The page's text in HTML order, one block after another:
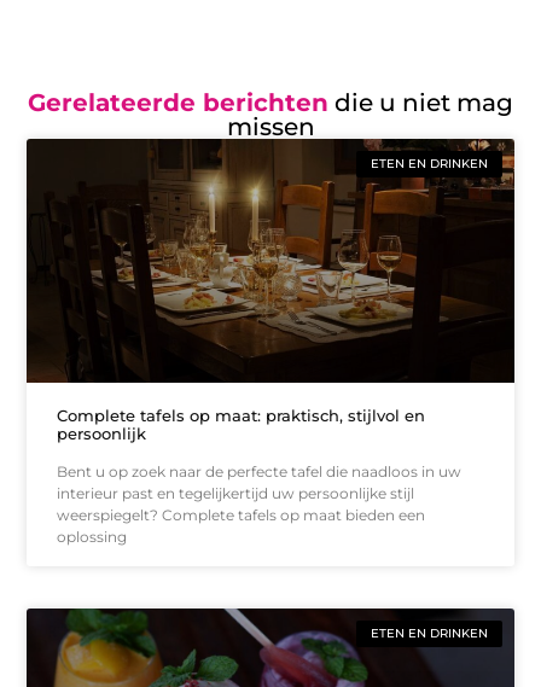
Gerelateerde berichten die u niet mag
missen
ETEN EN DRINKEN
Complete tafels op maat: praktisch, stijlvol en
persoonlijk
Bent u op zoek naar de perfecte tafel die naadloos in uw
interieur past en tegelijkertijd uw persoonlijke stijl
weerspiegelt? Complete tafels op maat bieden een
oplossing
ETEN EN DRINKEN